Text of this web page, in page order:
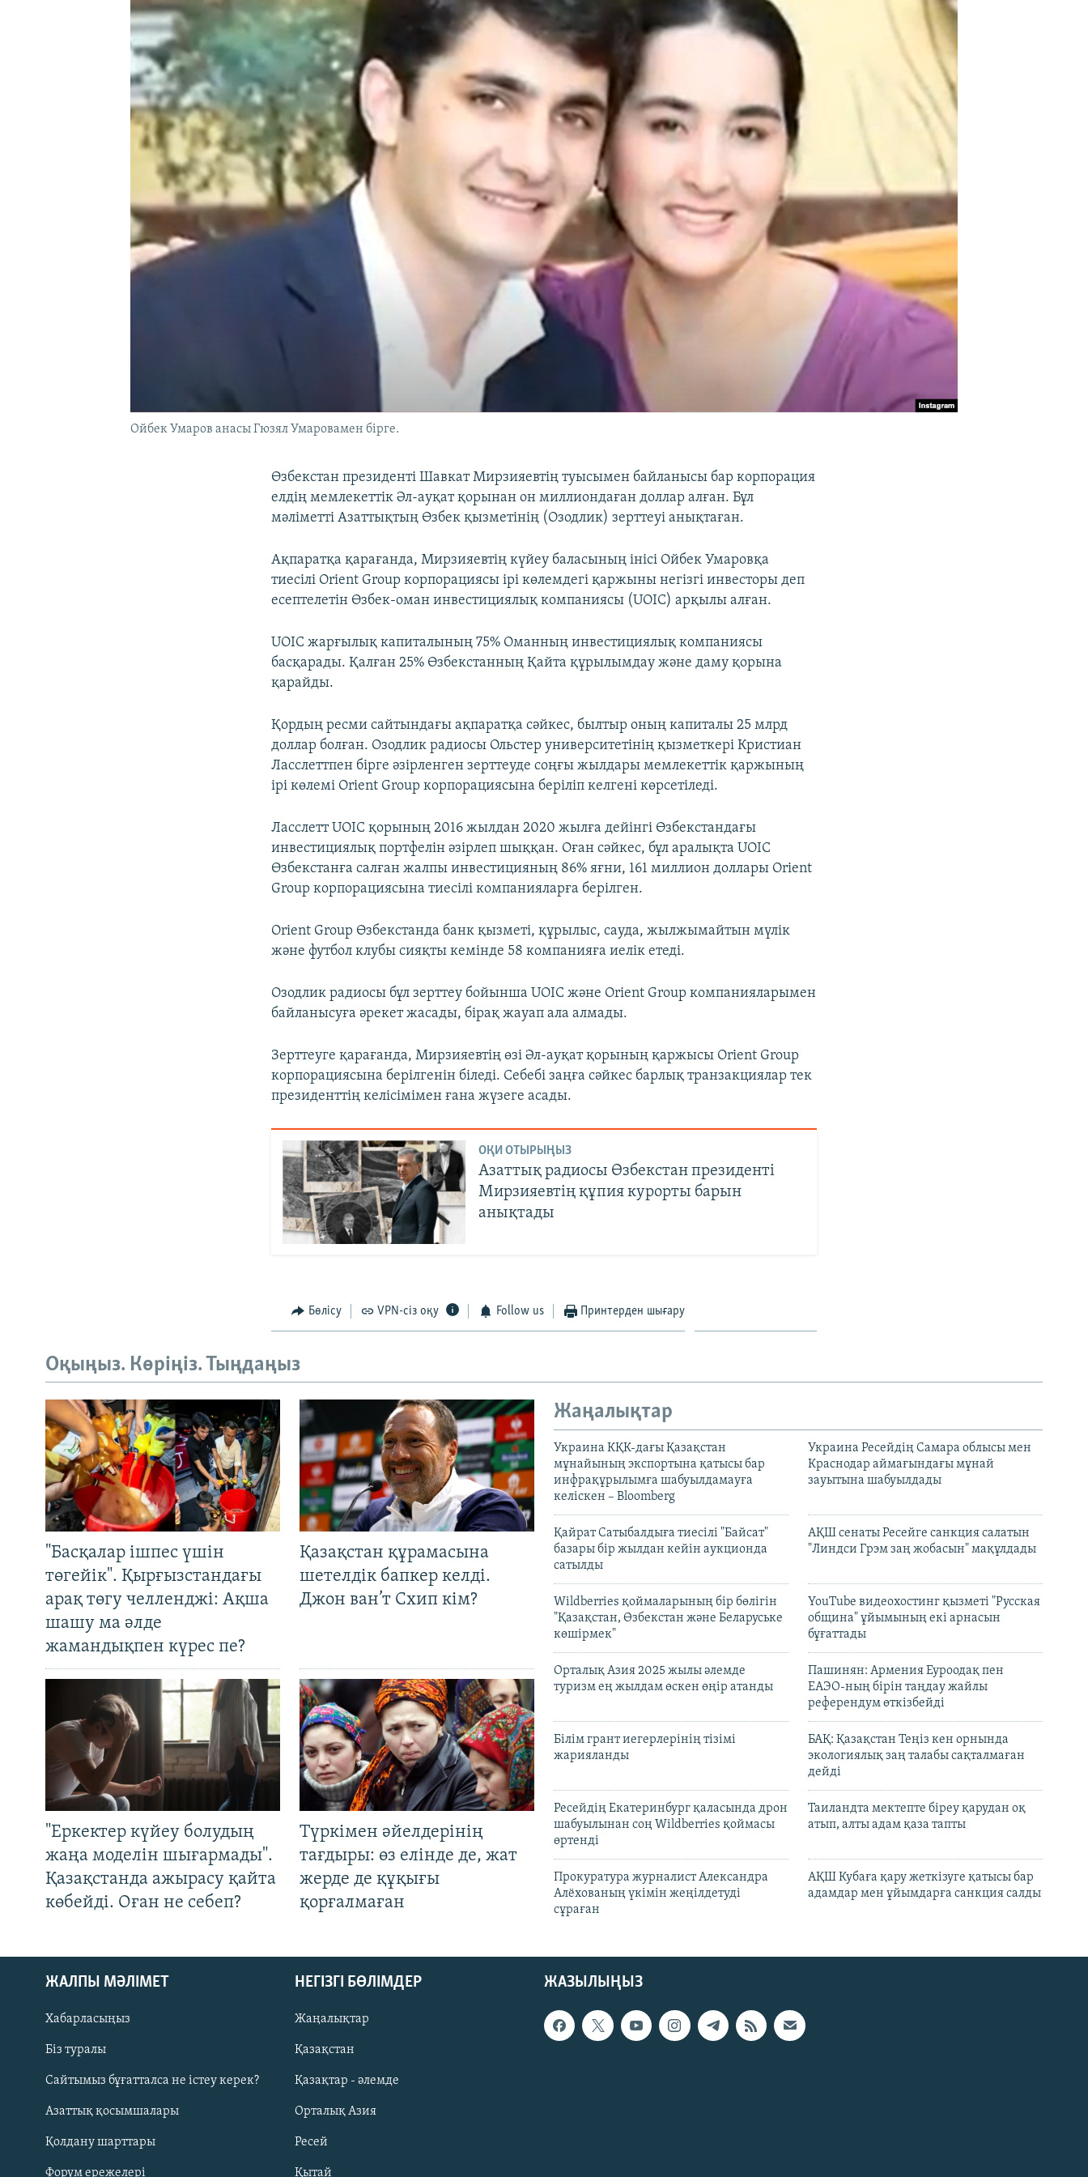
Русский
ЖАЗЫЛЫҢЫЗ
Ойбек Умаров анасы Гюзял Умаровамен бірге.
Өзбекстан президенті Шавкат Мирзияевтің туысымен байланысы бар корпорация
елдің мемлекеттік Әл-ауқат қорынан он миллиондаған доллар алған. Бұл
мәліметті Азаттықтың Өзбек қызметінің (Озодлик) зерттеуі анықтаған.
Ақпаратқа қарағанда, Мирзияевтің күйеу баласының інісі Ойбек Умаровқа
тиесілі Orient Group корпорациясы ірі көлемдегі қаржыны негізгі инвесторы деп
есептелетін Өзбек-оман инвестициялық компаниясы (UOIC) арқылы алған.
UOIC жарғылық капиталының 75% Оманның инвестициялық компаниясы
басқарады. Қалған 25% Өзбекстанның Қайта құрылымдау және даму қорына
қарайды.
Қордың ресми сайтындағы ақпаратқа сәйкес, былтыр оның капиталы 25 млрд
доллар болған. Озодлик радиосы Ольстер университетінің қызметкері Кристиан
Ласслеттпен бірге әзірленген зерттеуде соңғы жылдары мемлекеттік қаржының
ірі көлемі Orient Group корпорациясына беріліп келгені көрсетіледі.
Ласслетт UOIC қорының 2016 жылдан 2020 жылға дейінгі Өзбекстандағы
инвестициялық портфелін әзірлеп шыққан. Оған сәйкес, бұл аралықта UOIC
Өзбекстанға салған жалпы инвестицияның 86% яғни, 161 миллион доллары Orient
Group корпорациясына тиесілі компанияларға берілген.
Orient Group Өзбекстанда банк қызметі, құрылыс, сауда, жылжымайтын мүлік
және футбол клубы сияқты кемінде 58 компанияға иелік етеді.
Озодлик радиосы бұл зерттеу бойынша UOIC және Orient Group компанияларымен
байланысуға әрекет жасады, бірақ жауап ала алмады.
Зерттеуге қарағанда, Мирзияевтің өзі Әл-ауқат қорының қаржысы Orient Group
корпорациясына берілгенін біледі. Себебі заңға сәйкес барлық транзакциялар тек
президенттің келісімімен ғана жүзеге асады.
ОҚИ ОТЫРЫҢЫЗ
Азаттық радиосы Өзбекстан президенті
Мирзияевтің құпия курорты барын
анықтады
Бөлісу VPN-сіз оқу Follow us Принтерден шығару
Оқыңыз. Көріңіз. Тыңдаңыз
"Басқалар ішпес үшін
төгейік". Қырғызстандағы
арақ төгу челленджі: Ақша
шашу ма әлде
жамандықпен күрес пе?
Қазақстан құрамасына
шетелдік бапкер келді.
Джон ван’т Схип кім?
"Еркектер күйеу болудың
жаңа моделін шығармады".
Қазақстанда ажырасу қайта
көбейді. Оған не себеп?
Түркімен әйелдерінің
тағдыры: өз елінде де, жат
жерде де құқығы
қорғалмаған
Жаңалықтар
Украина КҚК-дағы Қазақстан
мұнайының экспортына қатысы бар
инфрақұрылымға шабуылдамауға
келіскен – Bloomberg
Украина Ресейдің Самара облысы мен
Краснодар аймағындағы мұнай
зауытына шабуылдады
Қайрат Сатыбалдыға тиесілі "Байсат"
базары бір жылдан кейін аукционда
сатылды
АҚШ сенаты Ресейге санкция салатын
"Линдси Грэм заң жобасын" мақұлдады
Wildberries қоймаларының бір бөлігін
"Қазақстан, Өзбекстан және Беларуське
көшірмек"
YouTube видеохостинг қызметі "Русская
община" ұйымының екі арнасын
бұғаттады
Орталық Азия 2025 жылы әлемде
туризм ең жылдам өскен өңір атанды
Пашинян: Армения Еуроодақ пен
ЕАЭО-ның бірін таңдау жайлы
референдум өткізбейді
Білім грант иегерлерінің тізімі
жарияланды
БАҚ: Қазақстан Теңіз кен орнында
экологиялық заң талабы сақталмаған
дейді
Ресейдің Екатеринбург қаласында дрон
шабуылынан соң Wildberries қоймасы
өртенді
Таиландта мектепте біреу қарудан оқ
атып, алты адам қаза тапты
Прокуратура журналист Александра
Алёхованың үкімін жеңілдетуді
сұраған
АҚШ Кубаға қару жеткізуге қатысы бар
адамдар мен ұйымдарға санкция салды
ЖАЗЫЛЫҢЫЗ
ЖАЛПЫ МӘЛІМЕТ
Хабарласыңыз
Біз туралы
Сайтымыз бұғатталса не істеу керек?
Азаттық қосымшалары
Қолдану шарттары
Форум ережелері
НЕГІЗГІ БӨЛІМДЕР
Жаңалықтар
Қазақстан
Қазақтар - әлемде
Орталық Азия
Ресей
Қытай